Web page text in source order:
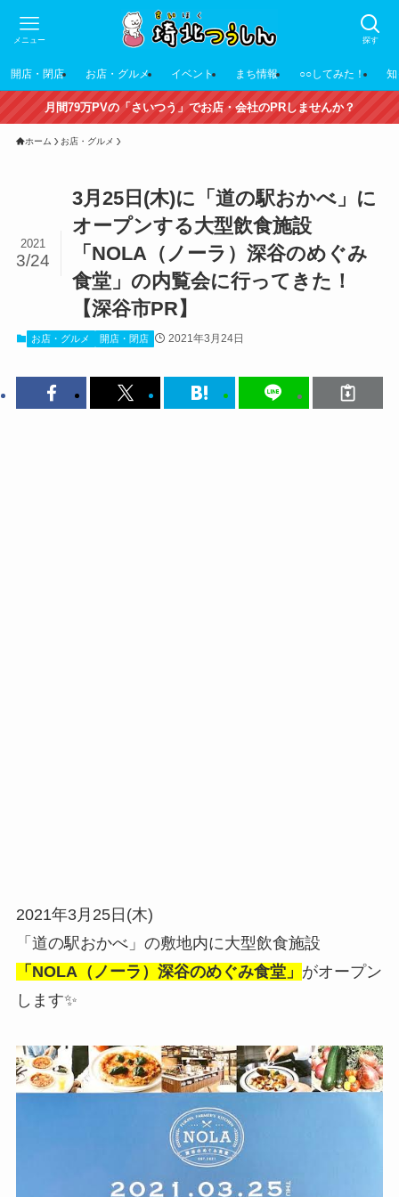
探す
メニュー
開店・閉店 お店・グルメ イベント まち情報 ○○してみた！
月間79万PVの「さいつう」でお店・会社のPRしませんか？
ホーム お店・グルメ
3月25日(木)に「道の駅おかべ」に
オープンする大型飲食施設
「NOLA（ノーラ）深谷のめぐみ
食堂」の内覧会に行ってきた！
【深谷市PR】
2021
3/24
お店・グルメ 開店・閉店 2021年3月24日
2021年3月25日(木)
「道の駅おかべ」の敷地内に大型飲食施設
「NOLA（ノーラ）深谷のめぐみ食堂」 がオープン
します✨